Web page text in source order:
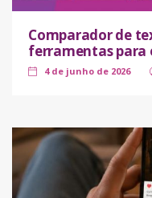
Comparador de
ferramentas para
4 de junho de 2026